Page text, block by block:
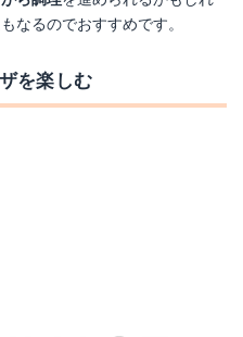
なるのでおすすめです。
を楽しむ